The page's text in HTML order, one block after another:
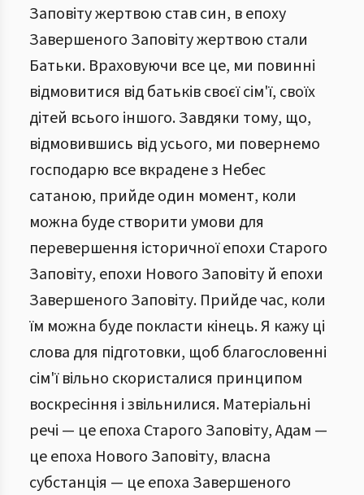
Заповіту жертвою став син, в епоху
Завершеного Заповіту жертвою стали
Батьки. Враховуючи все це, ми повинні
відмовитися від батьків своєї сім'ї, своїх
дітей всього іншого. Завдяки тому, що,
відмовившись від усього, ми повернемо
господарю все вкрадене з Небес
сатаною, прийде один момент, коли
можна буде створити умови для
перевершення історичної епохи Старого
Заповіту, епохи Нового Заповіту й епохи
Завершеного Заповіту. Прийде час, коли
їм можна буде покласти кінець. Я кажу ці
слова для підготовки, щоб благословенні
сім'ї вільно скористалися принципом
воскресіння і звільнилися. Матеріальні
речі — це епоха Старого Заповіту, Адам —
це епоха Нового Заповіту, власна
субстанція — це епоха Завершеного